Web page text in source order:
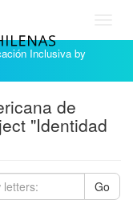
Inclusiva by
de
"Identidad
Go